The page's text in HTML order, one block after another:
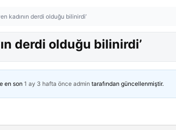
kadının derdi olduğu bilinirdi’
derdi olduğu bilinirdi’
en son 1 ay 3 hafta önce admin tarafından güncellenmiştir.